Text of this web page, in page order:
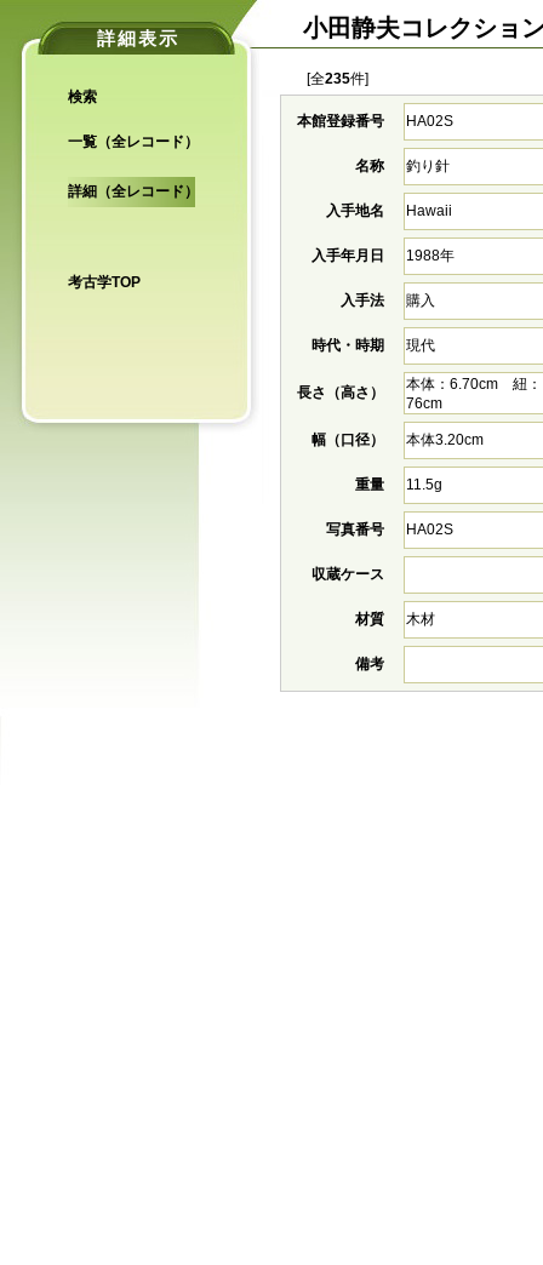
詳細表示
検索
一覧（全レコード）
詳細（全レコード）
考古学TOP
小田静夫コレクショ
[全235件]
本館登録番号 HA02S
名称 釣り針
入手地名 Hawaii
入手年月日 1988年
入手法 購入
時代・時期 現代
長さ（高さ）
本体：6.70cm 紐：
76cm
幅（口径） 本体3.20cm
重量 11.5g
写真番号 HA02S
収蔵ケース
材質 木材
備考